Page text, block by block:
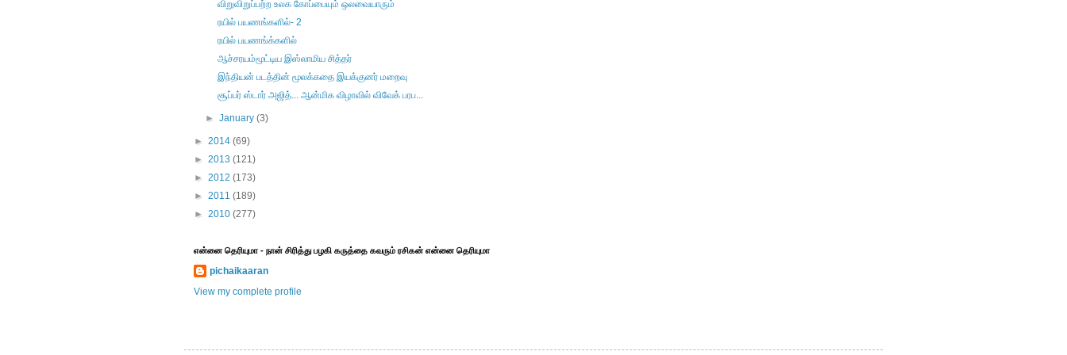
விறுவிறுப்பற்ற உலக கோப்பையும் ஒலவையாரும்
ரயில் பயணங்களில்- 2
ரயில் பயணங்க்களில்
ஆச்சரயம்மூட்டிய இஸ்லாமிய சித்தர்
இந்தியன் படத்தின் மூலக்கதை இயக்குனர் மறைவு
சூப்பர் ஸ்டார் அஜித்... ஆன்மிக விழாவில் விவேக் பரப...
►January(3)
► 2014 (69)
► 2013 (121)
► 2012 (173)
► 2011 (189)
► 2010 (277)
என்னை தெரியுமா - நான் சிரித்து பழகி கருத்தை கவரும் ரசிகன் என்னை தெரியுமா
pichaikaaran
View my complete profile